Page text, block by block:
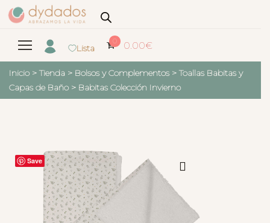
Lista
0 0.00€
Inicio > Tienda > Bolsos y Complementos > Toallas Babitas y
Capas de Baño > Babitas Colección Invierno
Save